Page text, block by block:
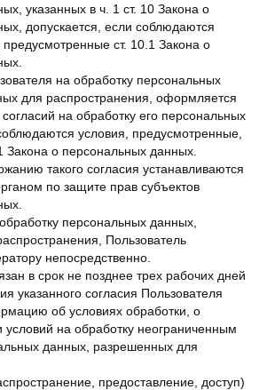
указанных в ч. 1 ст. 10 Закона о
допускается, если соблюдаются
ст. 10.1 Закона о
на обработку персональных
для распространения, оформляется
на обработку его персональных
условия, предусмотренные,
Закона о персональных данных.
такого согласия устанавливаются
по защите прав субъектов
персональных данных,
Пользователь
непосредственно.
в срок не позднее трех рабочих дней
указанного согласия Пользователя
об условиях обработки, о
условий на обработку неограниченным
данных, разрешенных для
предоставление, доступ)